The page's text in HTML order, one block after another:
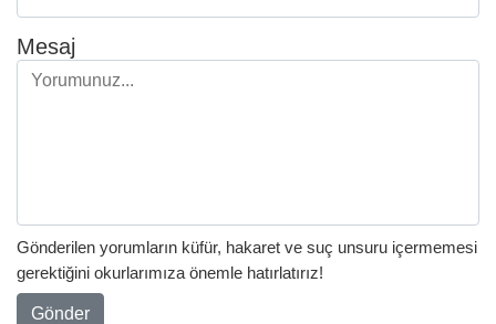
Mesaj
Gönderilen yorumların küfür, hakaret ve suç unsuru içermemesi
gerektiğini okurlarımıza önemle hatırlatırız!
Gönder